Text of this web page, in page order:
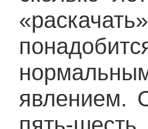
явлением.